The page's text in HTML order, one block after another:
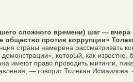
сложного времени) шаг —
общество против коррупции»
страны намерена рассматривать
который, как известно,
имеют право проводить митинги,
— говорит Толекан